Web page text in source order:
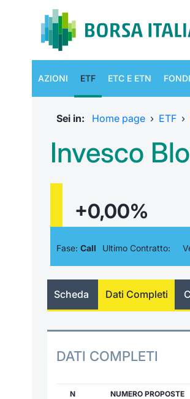
AZIONI ETF ETC E ETN FONDI
Sei in: Home page › ETF ›
Invesco
+0,00%
Fase: Call Ultimo Contratto:
Scheda Dati Completi
DATI COMPLETI
N NUMERO PROPOSTE